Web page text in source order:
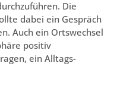
Die
dabei ein Gespräch
Auch ein Ortswechsel
positiv
ein Alltags-